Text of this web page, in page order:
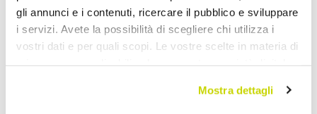
gli annunci e i contenuti, ricercare il pubblico e sviluppare
i servizi. Avete la possibilità di scegliere chi utilizza i
vostri dati e per quali scopi. Le vostre scelte in materia di
modificare o revocare il proprio consenso in qualsiasi
Mostra dettagli